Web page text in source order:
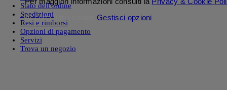
Stato dell'ordine
Spedizioni
Resi e rimborsi
Opzioni di pagamento
Servizi
Trova un negozio
Accetta tutti i cookie
Gestisci opzioni